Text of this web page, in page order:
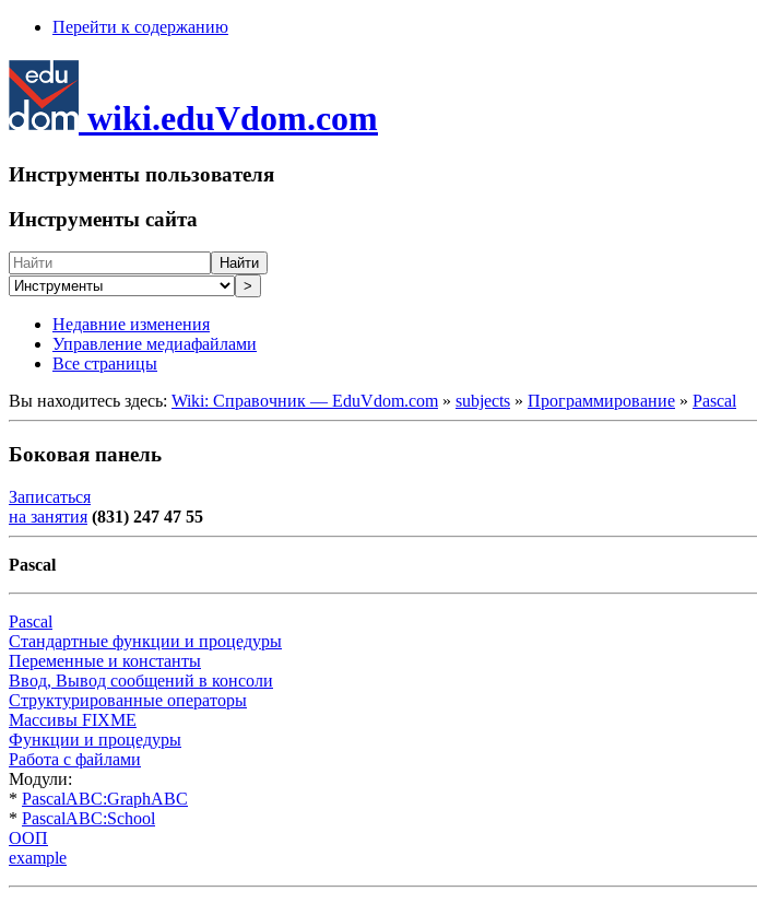
Перейти к содержанию
wiki.eduVdom.com
Инструменты пользователя
Инструменты сайта
Найти
>
Недавние изменения
Управление медиафайлами
Все страницы
Вы находитесь здесь: Wiki: Справочник — EduVdom.com » subjects » Программирование » Pascal
Боковая панель
Записаться
на занятия (831) 247 47 55
Pascal
Pascal
Стандартные функции и процедуры
Переменные и константы
Ввод, Вывод сообщений в консоли
Структурированные операторы
Массивы FIXME
Функции и процедуры
Работа с файлами
Модули:
* PascalABC:GraphABC
* PascalABC:School
ООП
example